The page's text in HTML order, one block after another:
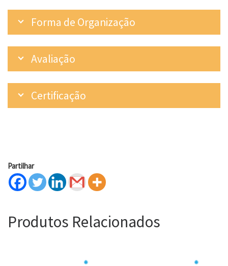
Forma de Organização
Avaliação
Certificação
Partilhar
Produtos Relacionados